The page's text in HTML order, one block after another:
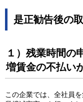
是正勧告後の
１）残業時間の
増賃金の不払い
この企業では、全社員